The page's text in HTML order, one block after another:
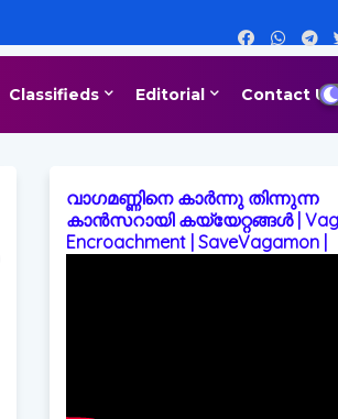
Classifieds Editorial Contact Us
വാഗമണ്ണിനെ കാർന്നു തിന്നുന്ന
കാൻസറായി കയ്യേറ്റങ്ങൾ |
Encroachment | SaveVagamon |